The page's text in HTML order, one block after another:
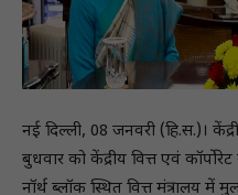
नई दिल्ली, 08 जनवरी (हि.स.)।
बुधवार को केंद्रीय वित्त एवं
नॉर्थ ब्लॉक स्थित वित्त मंत्रालय में